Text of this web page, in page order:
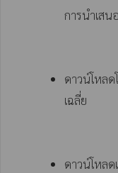
การนำเสน
ดาวน์โหลด
เฉลี่ย
ดาวน์โหล